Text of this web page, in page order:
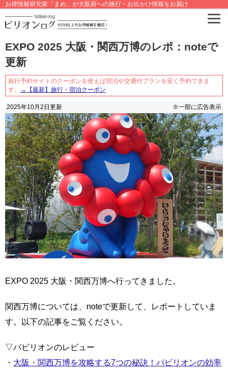
お得情報研究家「まめ」が大阪府への旅行・お出かけ情報をお届け
EXPO 2025 大阪・関西万博のレポ：noteで
更新
旅行予約サイトのクーポンを使えば宿泊や交通付プランを安く予約できま
す。
→【最新】旅行・宿泊クーポン
2025年10月2日 更新 ※一部に広告表示
EXPO 2025 大阪・関西万博へ行ってきました。
関西万博については、noteで更新して、レポートしていま
す。以下の記事をご覧ください。
▽パビリオンのレビュー
・ 大阪・関西万博を攻略する7つの秘訣！パビリオンの効率